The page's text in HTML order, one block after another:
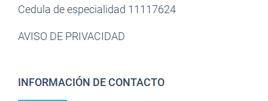
Cedula de especialidad 11117624
AVISO DE PRIVACIDAD
INFORMACIÓN DE CONTACTO